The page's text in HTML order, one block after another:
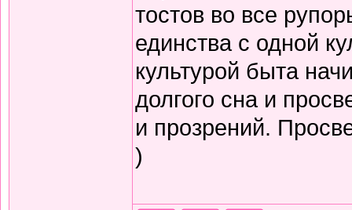
тостов во все
единства с одной
культурой быта
долгого сна и
и прозрений.
)